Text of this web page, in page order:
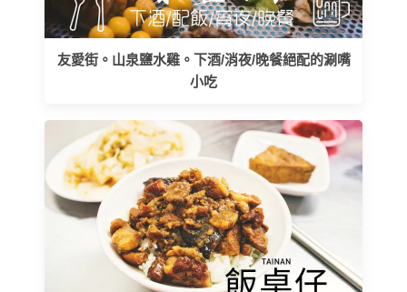
友愛街。山泉鹽水雞。下酒/消夜/晚餐絕配的涮嘴
小吃